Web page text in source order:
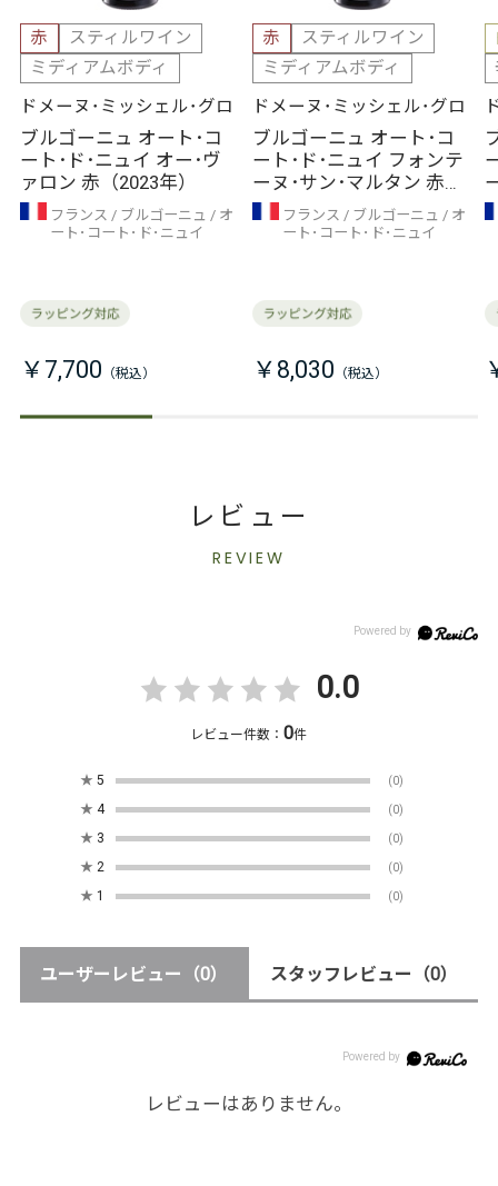
赤
スティルワイン
ミディアムボディ
ドメーヌ･ミッシェル･グロ
ブルゴーニュ オート･コ
ート･ド･ニュイ オー･ヴ
ァロン 赤（2023年）
フランス ブルゴーニュ
オ
ート･コート･ド･ニュイ
￥7,700
赤
スティルワイン
ミディアムボディ
ドメーヌ･ミッシェル･グロ
ブルゴーニュ オート･コ
ート･ド･ニュイ フォンテ
ーヌ･サン･マルタン 赤
（2023年）
フランス ブルゴーニュ
オ
ート･コート･ド･ニュイ
￥8,030
レビュー
REVIEW
0.0
レビュー件数：0件
★ 5 (0)
★ 4 (0)
★ 3 (0)
★ 2 (0)
★ 1 (0)
ユーザーレビュー （0） スタッフレビュー （0）
レビューはありません。